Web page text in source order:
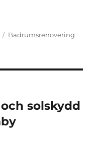
Kategorier
Badrumsrenovering
solskydd